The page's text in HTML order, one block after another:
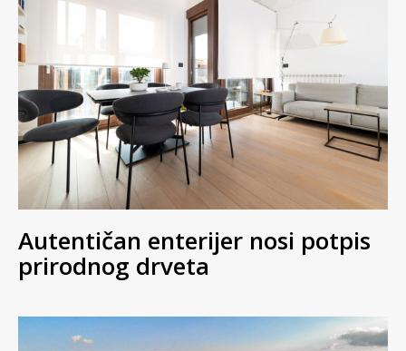
Autentičan enterijer nosi potpis
prirodnog drveta